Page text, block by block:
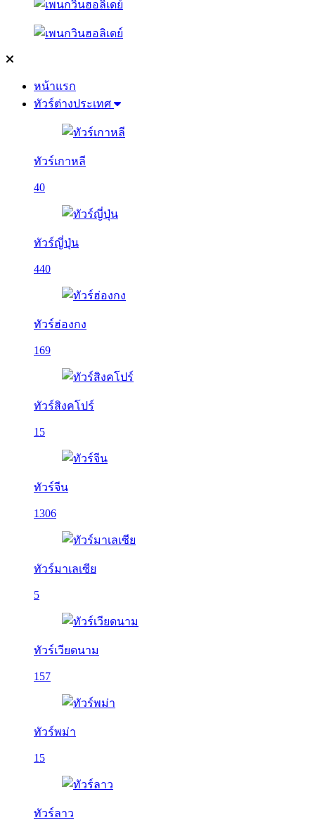
หน้าแรก
ทัวร์ต่างประเทศ
ทัวร์เกาหลี
40
ทัวร์ญี่ปุ่น
440
ทัวร์ฮ่องกง
169
ทัวร์สิงคโปร์
15
ทัวร์จีน
1306
ทัวร์มาเลเซีย
5
ทัวร์เวียดนาม
157
ทัวร์พม่า
15
ทัวร์ลาว